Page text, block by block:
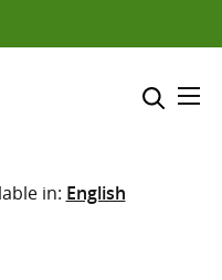
l’emplacement
in: English